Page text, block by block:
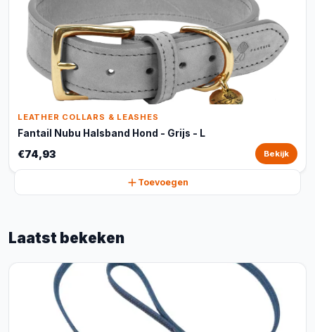
LEATHER COLLARS & LEASHES
Fantail Nubu Halsband Hond - Grijs - L
€74,93 Bekijk
Toevoegen
Laatst bekeken